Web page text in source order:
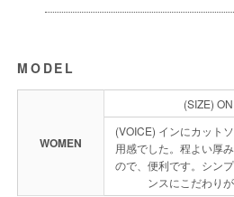
MODEL
WOMEN
(SIZE)
(VOICE) インにカット
用感でした。程よい厚
ので、便利です。シン
ンスにこだわり